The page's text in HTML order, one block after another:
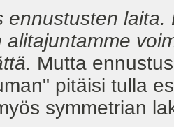
ennustusten
alitajuntamme
Mutta
pitäisi tulla
symmetrian